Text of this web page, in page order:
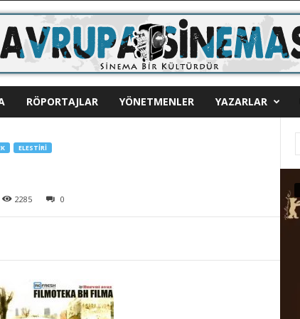
RÖPORTAJLAR YÖNETMENLER YAZARLAR
ELESTIRI
2285 0